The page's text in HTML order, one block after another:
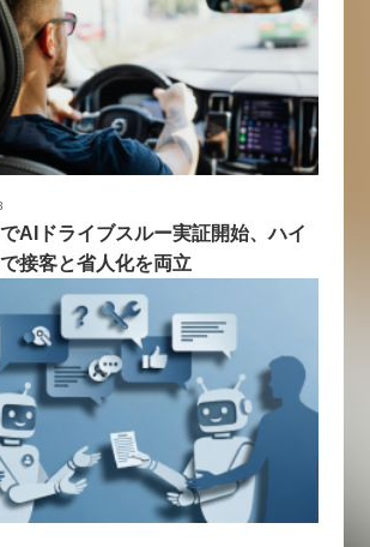
AIドライブスルー実証開始、ハイ
接客と省人化を両立